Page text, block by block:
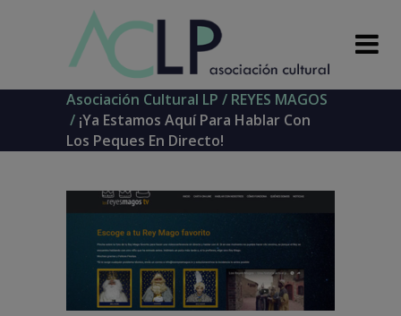
Asociación Cultural LP / REYES MAGOS
/ ¡Ya Estamos Aquí Para Hablar Con
Los Peques En Directo!